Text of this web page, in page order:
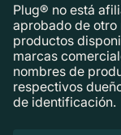
Plug® no está
aprobado de
productos
marcas
nombres de
respectivos
de identificación.